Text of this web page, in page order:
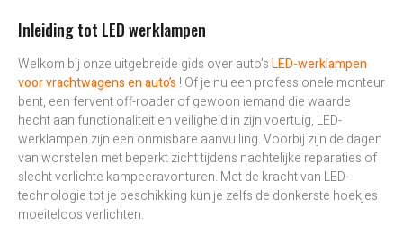
Inleiding tot LED werklampen
Welkom bij onze uitgebreide gids over auto’sLED-werklampen
voor vrachtwagens en auto’s ! Of je nu een professionele monteur
bent, een fervent off-roader of gewoon iemand die waarde
hecht aan functionaliteit en veiligheid in zijn voertuig, LED-
werklampen zijn een onmisbare aanvulling. Voorbij zijn de dagen
van worstelen met beperkt zicht tijdens nachtelijke reparaties of
slecht verlichte kampeeravonturen. Met de kracht van LED-
technologie tot je beschikking kun je zelfs de donkerste hoekjes
moeiteloos verlichten.